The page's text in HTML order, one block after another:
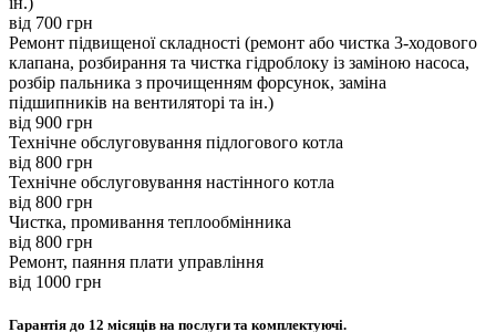
вiд 700 грн
Ремонт підвищеної складності (ремонт або чистка 3-ходового
клапана, розбирання та чистка гідроблоку із заміною насоса,
розбір пальника з прочищенням форсунок, заміна
підшипників на вентиляторі та ін.)
вiд 900 грн
Технічне обслуговування підлогового котла
вiд 800 грн
Технічне обслуговування настінного котла
вiд 800 грн
Чистка, промивання теплообмінника
вiд 800 грн
Ремонт, паяння плати управління
вiд 1000 грн
Гарантія до 12 місяців на послуги та комплектуючі.